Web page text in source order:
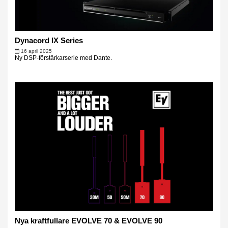
Dynacord IX Series
16 april 2025
Ny DSP-förstärkarserie med Dante.
Nya kraftfullare EVOLVE 70 & EVOLVE 90